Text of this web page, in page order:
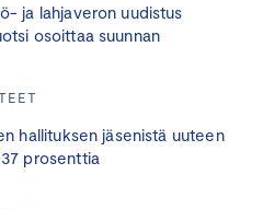
ja lahjaveron uudistus
osoittaa suunnan
hallituksen jäsenistä uuteen
prosenttia